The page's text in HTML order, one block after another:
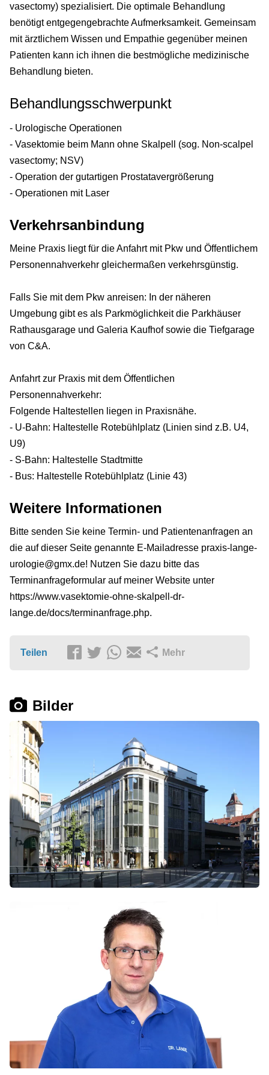
vasectomy) spezialisiert. Die optimale Behandlung
benötigt entgegengebrachte Aufmerksamkeit. Gemeinsam
mit ärztlichem Wissen und Empathie gegenüber meinen
Patienten kann ich ihnen die bestmögliche medizinische
Behandlung bieten.
Behandlungsschwerpunkt
- Urologische Operationen
- Vasektomie beim Mann ohne Skalpell (sog. Non-scalpel
vasectomy; NSV)
- Operation der gutartigen Prostatavergrößerung
- Operationen mit Laser
Verkehrsanbindung
Meine Praxis liegt für die Anfahrt mit Pkw und Öffentlichem
Personennahverkehr gleichermaßen verkehrsgünstig.
Falls Sie mit dem Pkw anreisen: In der näheren
Umgebung gibt es als Parkmöglichkeit die Parkhäuser
Rathausgarage und Galeria Kaufhof sowie die Tiefgarage
von C&A.
Anfahrt zur Praxis mit dem Öffentlichen
Personennahverkehr:
Folgende Haltestellen liegen in Praxisnähe.
- U-Bahn: Haltestelle Rotebühlplatz (Linien sind z.B. U4,
U9)
- S-Bahn: Haltestelle Stadtmitte
- Bus: Haltestelle Rotebühlplatz (Linie 43)
Weitere Informationen
Bitte senden Sie keine Termin- und Patientenanfragen an
die auf dieser Seite genannte E-Mailadresse praxis-lange-
urologie@gmx.de! Nutzen Sie dazu bitte das
Terminanfrageformular auf meiner Website unter
https://www.vasektomie-ohne-skalpell-dr-
lange.de/docs/terminanfrage.php.
Teilen Mehr
Bilder